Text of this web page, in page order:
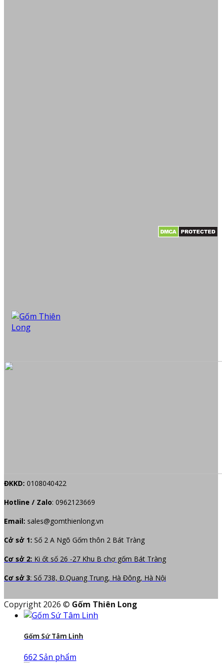
ĐKKD: 0108040422
Hotline / Zalo: 0962123669
Email: sales@gomthienlong.vn
Cở sở 1: Số 2 A Ngõ Gốm thôn 2 Bát Tràng
Cơ sở 2: Ki ốt số 26 -27 Khu B chợ gốm Bát Tràng
Cơ sở 3: Số 738, Đ.Quang Trung, Hà Đông, Hà Nội
Copyright 2026 © Gốm Thiên Long
Gốm Sứ Tâm Linh
662 Sản phẩm